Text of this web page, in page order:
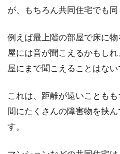
が、もちろん共同住宅でも同
例えば最上階の部屋で床に
屋には音が聞こえるかもし
屋にまで聞こえることはない
これは、距離が遠いことも
間にたくさんの障害物を挟
す。